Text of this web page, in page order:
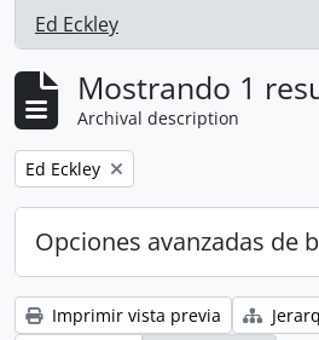
Ed Eckley
, 1 resultados
Mostrando 1
Archival description
Remove filter:
Ed Eckley
Opciones avanzadas de
Imprimir vista previa